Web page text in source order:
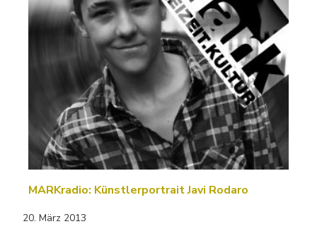
MARKradio: Künstlerportrait Javi Rodaro
20. März 2013